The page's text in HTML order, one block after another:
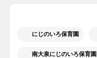
にじのいろ保育園
南大泉にじのいろ保育園